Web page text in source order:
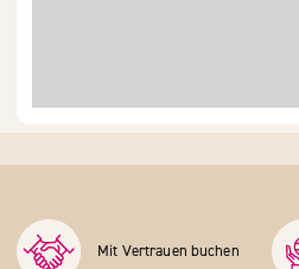
Mit Vertrauen buchen